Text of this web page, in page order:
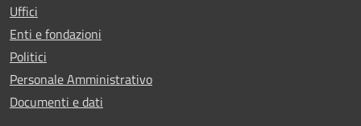
Uffici
Enti e fondazioni
Politici
Personale Amministrativo
Documenti e dati